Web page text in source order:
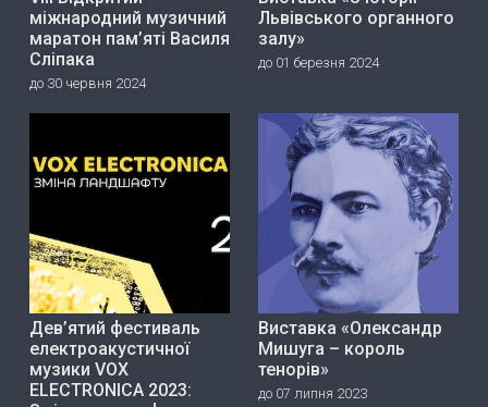
міжнародний музичний
маратон пам’яті Василя
Сліпака
до 30 червня 2024
Львівського органного
залу»
до 01 березня 2024
Дев’ятий фестиваль
електроакустичної
музики VOX
ELECTRONICA 2023:
Виставка «Олександр
Мишуга – король
тенорів»
до 07 липня 2023